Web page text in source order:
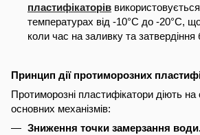
пластифікаторів
температурах від -10°C до -20°C,
коли час на заливку та
Принцип дії протиморозних
Протиморозні пластифікатори діють на
основних механізмів:
Зниження точки замерзання